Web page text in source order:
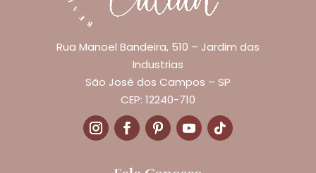
Rua Manoel Bandeira, 510 – Jardim das
Industrias
São José dos Campos – SP
CEP: 12240-710